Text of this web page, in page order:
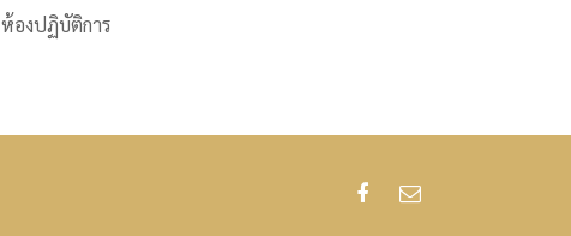
ห้องปฏิบัติการ